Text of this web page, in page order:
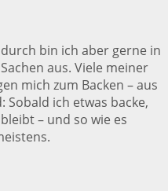
bin ich aber gerne in
aus. Viele meiner
mich zum Backen – aus
ich etwas backe,
– und so wie es